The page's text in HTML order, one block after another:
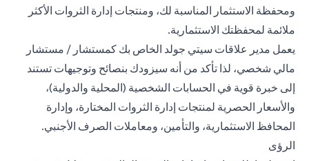
ومحفظة الاستثمار المناسبة لك، ومنتجات إدارة الثروات الأكثر
ملائمة لمحفظتك الاستثمارية.
يعمل مدير علاقات سيتي جولد الخاص بك كمستشار / مستشار
مالي شخصي، لذا تأكد من أنه سيزودك بنصائح وتوجيهات تستند
إلى خبرة قوية في الحسابات الشخصية (المحلية والدولية)،
والأسعار الحصرية لمنتجات إدارة الثروات المختارة، وإدارة
المحافظ الاستثمارية، والتأمين، ومعاملات الصرف الأجنبي.
الرؤى